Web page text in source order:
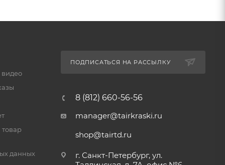
данных
ПОДПИСАТЬСЯ НА РАССЫЛКУ
8 (812) 660-56-56
manager@tairkraski.ru
shop@tairtd.ru
г. Санкт-Петербург, ул.